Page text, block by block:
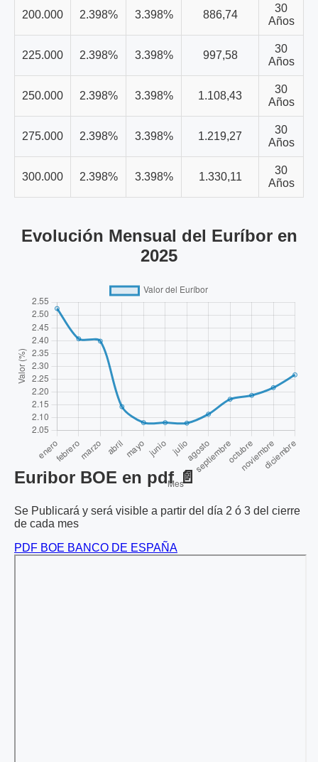
200.000 2.398% 3.398% 886,74
30
Años
225.000 2.398% 3.398% 997,58
30
Años
250.000 2.398% 3.398% 1.108,43
30
Años
275.000 2.398% 3.398% 1.219,27
30
Años
300.000 2.398% 3.398% 1.330,11
30
Años
Evolución Mensual del Euríbor en
2025
Euribor BOE en pdf 📄
Se Publicará y será visible a partir del día 2 ó 3 del cierre
de cada mes
PDF BOE BANCO DE ESPAÑA